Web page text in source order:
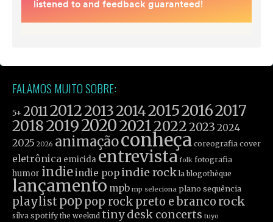
FALAMOS MUITO SOBRE:
5+ 2011201220132014201520162017
201820192020202120222023 2024
2025 2026 animaçãoconheça coreografia cover
eletrônica emicida entrevista folk fotografia
humor indieindie pop indie rock la blogothèque
lançamento mpb mp seleciona plano sequência
playlist poppop rock preto e branco rock
silva spotify the weeknd tiny desk concerts tuyo